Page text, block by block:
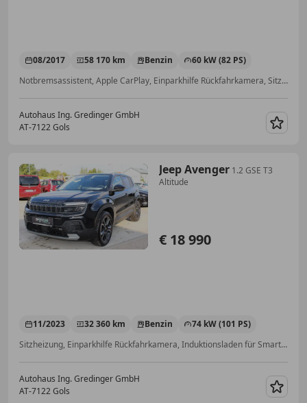
08/2017 58 170 km Benzin
60 kW (82 PS)
Notbremsassistent, Apple CarPlay, Einparkhilfe Rückfahrkamera, Sitzheizung, Scheckheftgepflegt, Einparkhilfe Sensoren hinten, Nichtraucherfahrzeug, Spurhalteassistent
Autohaus Ing. Gredinger GmbH
AT-7122 Gols
Jeep Avenger 1.2 GSE T3
Altitude
€ 18 990
11/2023 32 360 km Benzin
74 kW (101 PS)
Sitzheizung, Einparkhilfe Rückfahrkamera, Induktionsladen für Smartphones, Navigationssystem, LED-Scheinwerfer, Beifahrerairbag, Apple CarPlay, Schlüssellose Zentralverriegelung
Autohaus Ing. Gredinger GmbH
AT-7122 Gols